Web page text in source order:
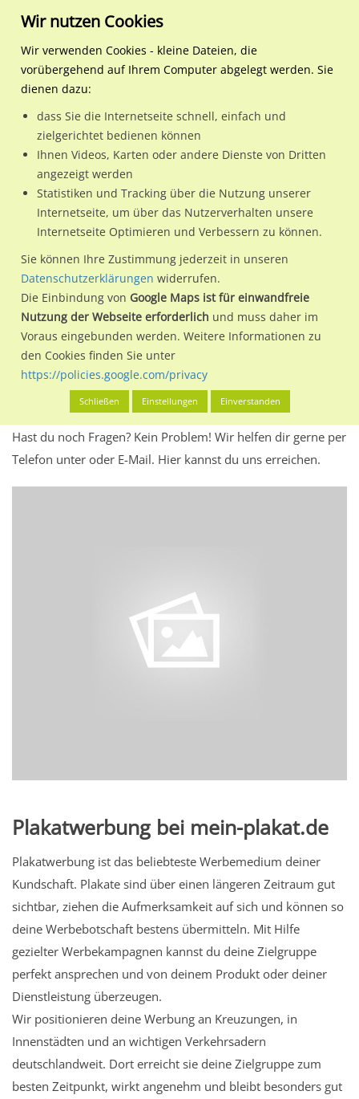
Regionale Plakatwerbung Rheinland-Pfalz
Mayen, Stadt
Koblenzer Str. 181
Koblenzer Str. 181
56727 / Mayen, Stadt
Nutze günstige Werbemöglichkeiten am Standort Koblenzer
Str. 181 in Mayen, Stadt.
Wir erheben für jede unserer Werbeflächen individuelle und
aktuelleStandortinformationenundLeistungswerte
kannst du dich schon vor der Buchung im Detail über den
Standort, seine Reichweite und Werbewirkung sowie
eventuelle Beschränkungen in den zugelassenen
Werbeinhalten informieren.
Alles klar? Dann findest du direkt im unteren Teil dieser Seite
Buchungdes Standorts.
Hast du noch Fragen? Kein Problem! Wir helfen dir gerne per
Telefon unter oder E-Mail. Hier kannst du uns erreichen.
Plakatwerbung bei mein-plakat.de
Plakatwerbung ist das beliebteste Werbemedium deiner
Kundschaft. Plakate sind über einen längeren Zeitraum gut
sichtbar, ziehen die Aufmerksamkeit auf sich und können so
deine Werbebotschaft bestens übermitteln. Mit Hilfe
gezielter Werbekampagnen kannst du deine Zielgruppe
perfekt ansprechen und von deinem Produkt oder deiner
Dienstleistung überzeugen.
Wir positionieren deine Werbung an Kreuzungen, in
Innenstädten und an wichtigen Verkehrsadern
deutschlandweit. Dort erreicht sie deine Zielgruppe zum
besten Zeitpunkt, wirkt angenehm und bleibt besonders gut
Wir nutzen Cookies
Wir verwenden Cookies - kleine Dateien, die
vorübergehend auf Ihrem Computer abgelegt werden. Sie
dienen dazu:
dass Sie die Internetseite schnell, einfach und
zielgerichtet bedienen können
Ihnen Videos, Karten oder andere Dienste von Dritten
angezeigt werden
Statistiken und Tracking über die Nutzung unserer
Internetseite, um über das Nutzerverhalten unsere
Internetseite Optimieren und Verbessern zu können.
Sie können Ihre Zustimmung jederzeit in unseren
Datenschutzerklärungen widerrufen.
Die Einbindung von Google Maps ist für einwandfreie
Nutzung der Webseite erforderlich und muss daher im
Voraus eingebunden werden. Weitere Informationen zu
den Cookies finden Sie unter
https://policies.google.com/privacy
Schließen Einstellungen Einverstanden